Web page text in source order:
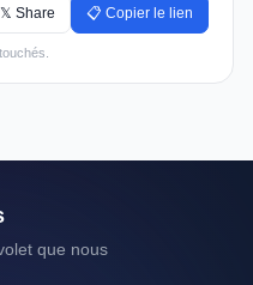
𝕏 Share 📋 Copier le lien
que nous